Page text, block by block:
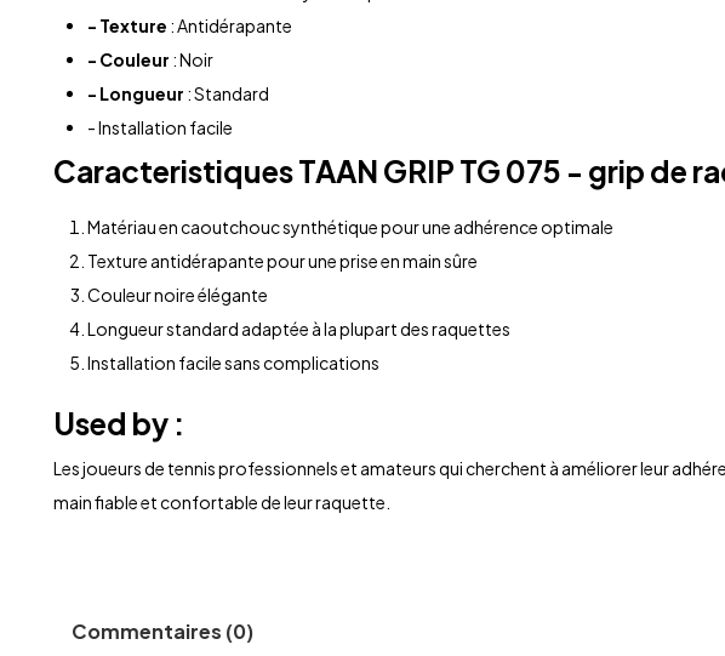
- Texture : Antidérapante
- Couleur : Noir
- Longueur : Standard
- Installation facile
CaracteristiquesTAAN GRIP TG 075 - grip de
Matériau en caoutchouc synthétique pour une adhérence optimale
Texture antidérapante pour une prise en main sûre
Couleur noire élégante
Longueur standard adaptée à la plupart des raquettes
Installation facile sans complications
Used by :
Les joueurs de tennis professionnels et amateurs qui cherchent à améliorer leur
main fiable et confortable de leur raquette.
Commentaires (0)